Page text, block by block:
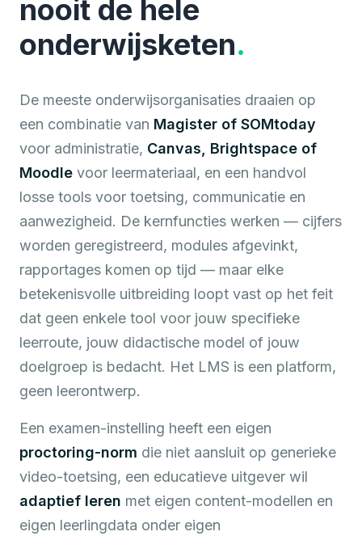
nooit de hele
onderwijsketen.
De meeste onderwijsorganisaties draaien op
een combinatie van Magister of SOMtoday
voor administratie, Canvas, Brightspace of
Moodle voor leermateriaal, en een handvol
losse tools voor toetsing, communicatie en
aanwezigheid. De kernfuncties werken — cijfers
worden geregistreerd, modules afgevinkt,
rapportages komen op tijd — maar elke
betekenisvolle uitbreiding loopt vast op het feit
dat geen enkele tool voor jouw specifieke
leerroute, jouw didactische model of jouw
doelgroep is bedacht. Het LMS is een platform,
geen leerontwerp.
Een examen-instelling heeft een eigen
proctoring-norm die niet aansluit op generieke
video-toetsing, een educatieve uitgever wil
adaptief leren met eigen content-modellen en
eigen leerlingdata onder eigen